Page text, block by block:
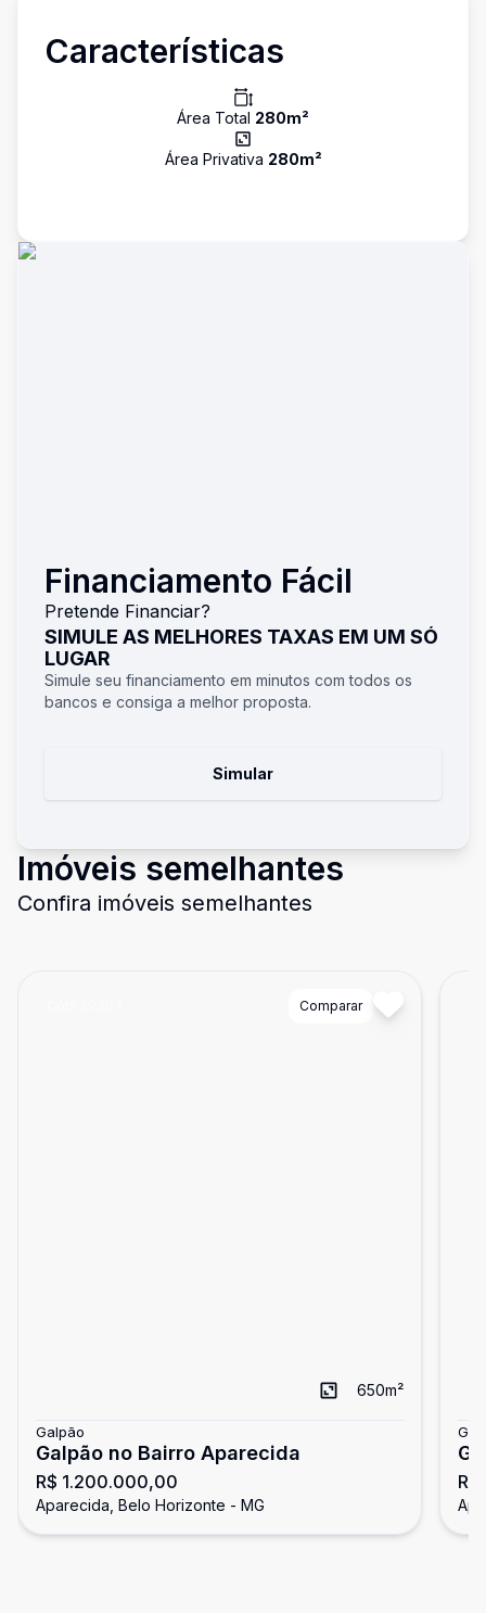
Características
Área Total 280m²
Área Privativa 280m²
Financiamento Fácil
Pretende Financiar?
SIMULE AS MELHORES TAXAS EM UM SÓ
LUGAR
Simule seu financiamento em minutos com todos os
bancos e consiga a melhor proposta.
Simular
Imóveis semelhantes
Confira imóveis semelhantes
Comparar
650m²
Galpão
Galpão no Bairro Aparecida
R$ 1.200.000,00
Aparecida, Belo Horizonte - MG